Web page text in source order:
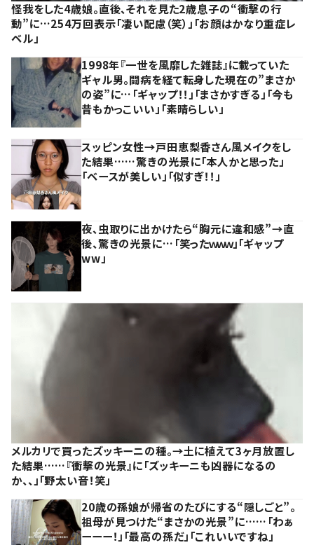
怪我をした4歳娘。直後、それを見た2歳息子の“衝撃の行
動”に…254万回表示「凄い配慮（笑）」「お顔はかなり重症レ
ベル」
1998年『一世を風靡した雑誌』に載っていた
ギャル男。闘病を経て転身した現在の”まさか
の姿”に…「ギャップ！！」「まさかすぎる」「今も
昔もかっこいい」「素晴らしい」
スッピン女性→戸田恵梨香さん風メイクをし
た結果……驚きの光景に「本人かと思った」
「ベースが美しい」「似すぎ！！」
夜、虫取りに出かけたら“胸元に違和感”→直
後、驚きの光景に…「笑ったｗｗｗ」「ギャップ
ww」
メルカリで買ったズッキーニの種。→土に植えて3ヶ月放置し
た結果……『衝撃の光景』に「ズッキーニも凶器になるの
か、、」「野太い音！笑」
20歳の孫娘が帰省のたびにする“隠しごと”。
祖母が見つけた“まさかの光景”に……「わぁ
ーーー！」「最高の孫だ」「これいいですね」